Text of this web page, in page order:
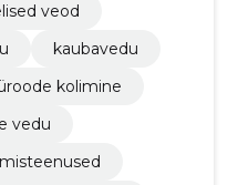
veod
kaubavedu
kolimine
vedu